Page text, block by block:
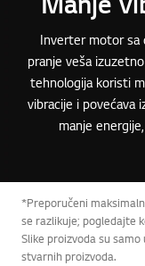
Inverter motor sa
pranje veša
tehnologija koristi
vibracije i povećava
manje
*Preporučeni
se razlikuje; pogledajte
Slike proizvoda su
stvarnih proizvoda.